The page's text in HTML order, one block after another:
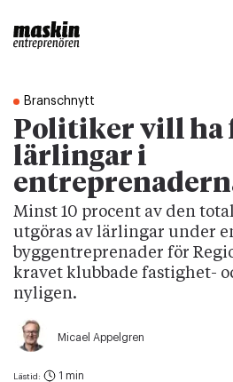
Branschnytt
Politiker vill ha
lärlingar i
Minst 10 procent av den
utgöras av lärlingar under
byggentreprenader för
kravet klubbade fastighet-
nyligen.
Micael Appelgren
Lästid: 1 min